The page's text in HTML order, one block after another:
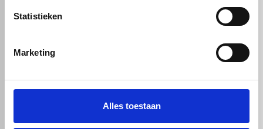
Statistieken
Marketing
Alles toestaan
Geschuimd PVC plaat